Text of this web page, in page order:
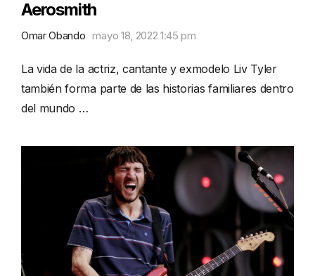
Aerosmith
Omar Obando mayo 18, 2022 1:45 pm
La vida de la actriz, cantante y exmodelo Liv Tyler
también forma parte de las historias familiares dentro
del mundo …